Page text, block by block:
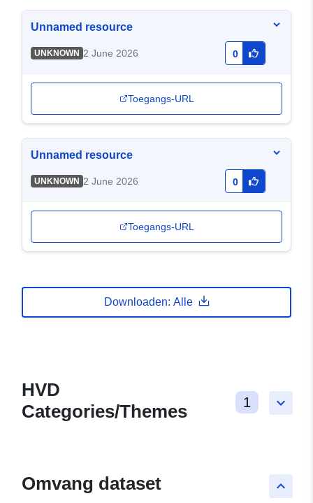
Unnamed resource
UNKNOWN 2 June 2026 0
Toegangs-URL
Unnamed resource
UNKNOWN 2 June 2026 0
Toegangs-URL
Downloaden: Alle
keyboard_arrow_down
HVD
Categories/Themes
1
keyboard_arrow_up
Omvang dataset